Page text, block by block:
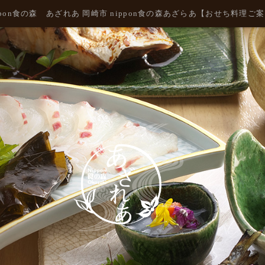
食の森 あざれあ 岡崎市 nippon食の森あざらあ【おせち料理ご